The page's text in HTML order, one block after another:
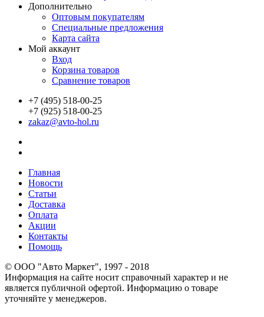
Дополнительно
Оптовым покупателям
Специальные предложения
Карта сайта
Мой аккаунт
Вход
Корзина товаров
Сравнение товаров
+7 (495) 518-00-25
+7 (925) 518-00-25
zakaz@avto-hol.ru
Главная
Новости
Статьи
Доставка
Оплата
Акции
Контакты
Помощь
© OOO "Авто Маркет", 1997 - 2018
Информация на сайте носит справочный характер и не
является публичной офертой. Информацию о товаре
уточняйте у менеджеров.